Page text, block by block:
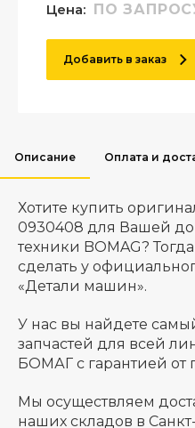
Цена: ПО
Добавить в заказ
Описание Оплата и
Хотите купить
0930408 для Вашей
техники BOMAG?
сделать у
«Детали машин».
У нас вы найдете
запчастей для всей
БОМАГ с гарантией от
Мы осуществляем
наших складов в